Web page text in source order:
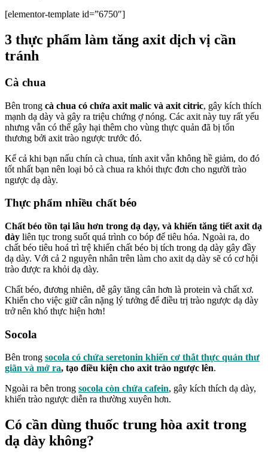
[elementor-template id=”6750″]
3 thực phẩm làm tăng axit dịch vị cần
tránh
Cà chua
Bên trong cà chua có chứa axit malic và axit citric, gây kích thích
mạnh dạ dày và gây ra triệu chứng ợ nóng. Các axit này tuy rất yếu
nhưng vẫn có thể gây hại thêm cho vùng thực quản đã bị tổn
thương bởi axit trào ngược trước đó.
Kể cả khi bạn nấu chín cà chua, tính axit vẫn không hề giảm, do đó
tốt nhất bạn nên loại bỏ cà chua ra khỏi thực đơn cho người trào
ngược dạ dày.
Thực phẩm nhiều chất béo
Chất béo tồn tại lâu hơn trong dạ dạy, và khiến tăng tiết axit dạ
dày liên tục trong suốt quá trình co bóp để tiêu hóa. Ngoài ra, do
chất béo tiêu hoá trì trệ khiến chất béo bị tích trong dạ dày gây đầy
dạ dày. Với cả 2 nguyên nhân trên làm cho axit dạ dày sẽ có cơ hội
trào được ra khỏi dạ dày.
Chất béo, đương nhiên, dễ gây tăng cân hơn là protein và chất xơ.
Khiến cho việc giữ cân nặng lý tưởng để điều trị trào ngược dạ dày
trở nên khó thực hiện hơn!
Socola
Bên trong socola có chứa seretonin khiến cơ thắt thực quản thư
giãn và mở ra, tạo điều kiện cho axit trào ngược lên.
Ngoài ra bên trong socola còn chứa cafein, gây kích thích dạ dày,
khiến trào ngược diễn ra thường xuyên hơn.
Có cần dùng thuốc trung hòa axit trong
dạ dày không?